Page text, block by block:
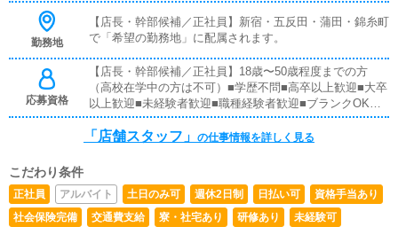
こともあります。【正社員】■対面接客業務お客様からの
お問い合わせ対応や、一部店舗においてはご来店されたお
客様の案内をお願いします。予約の確認、会計作業、注意
事項のご案内などを担当していただきます。簡単なマニュ
アルがあり、先輩スタッフについて学びながら業務を覚え
ていけるので、未経験の方でも安心です。■企画の立案店
いただきます。【新規のお客様の増加】【リピート率の向
がしっかり稼げるよう、インターネットを活用したPR
（写メ日記など）の効果的な使い方をアドバイスしていた
だきます。■PC更新業務ヘブンネットなどポータルサイト
勤務地
【店長・幹部候補／正社員】新宿・五反田・蒲田・錦糸町
で「希望の勤務地」に配属されます。
応募資格
【店長・幹部候補／正社員】18歳〜50歳程度までの方
（高校在学中の方は不可）■学歴不問■高卒以上歓迎■大卒
以上歓迎■未経験者歓迎■職種経験者歓迎■ブランクOK全
国総合第1位のウルトラグループで働いてみたいという方
なら、どなたでも大歓迎です！
「店舗スタッフ」 の仕事情報を詳しく見る
こだわり条件
正社員 アルバイト 土日のみ可 週休2日制 日払い可
資格手当あり
社会保険完備
交通費支給 寮・社宅あり 研修あり
未経験可